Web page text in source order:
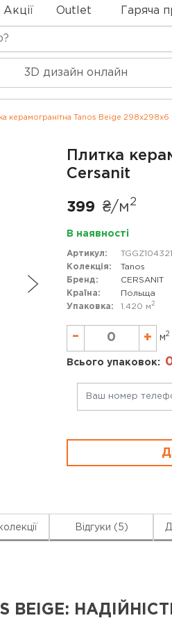
Акції Outlet Гаряча
3D дизайн онлайн
керамогранітна Tanos Beige 298x298x6
Плитка
Cersanit
399 ₴/м 2
В наявності
Артикул:
Колекція:
Tanos
Бренд:
CERSANIT
Країна:
Польща
Упаковка:
1.420 м 2
– + м2
Всього упаковок:
Відгуки (5)
BEIGE: